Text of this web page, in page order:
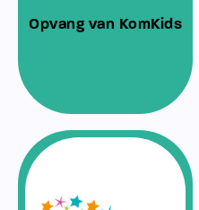
Opvang van KomKids